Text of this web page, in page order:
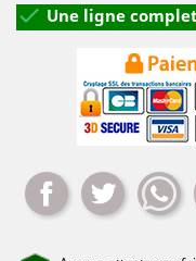
 Une ligne
Partager Tweet